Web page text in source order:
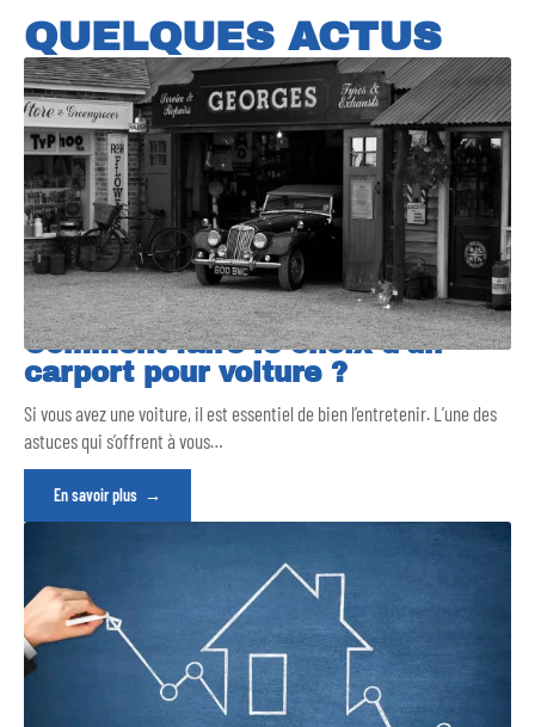
QUELQUES ACTUS
Comment faire le choix d’un
carport pour voiture ?
Si vous avez une voiture, il est essentiel de bien l’entretenir. L’une des
astuces qui s’offrent à vous…
En savoir plus